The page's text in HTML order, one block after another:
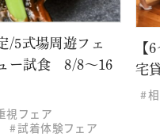
/5式場周遊フェ
ー試食 8/8～16
視フェア
試着体験フェア
【
宅